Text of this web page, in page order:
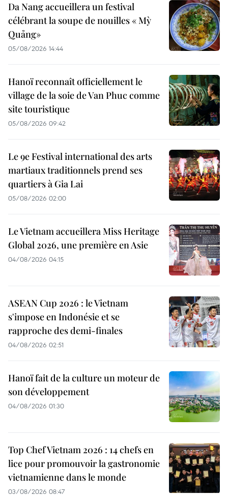
Da Nang accueillera un festival
célébrant la soupe de nouilles « Mỳ
Quảng»
05/08/2026 14:44
Hanoï reconnaît officiellement le
village de la soie de Van Phuc comme
site touristique
05/08/2026 09:42
Le 9e Festival international des arts
martiaux traditionnels prend ses
quartiers à Gia Lai
05/08/2026 02:00
Le Vietnam accueillera Miss Heritage
Global 2026, une première en Asie
04/08/2026 04:15
ASEAN Cup 2026 : le Vietnam
s'impose en Indonésie et se
rapproche des demi-finales
04/08/2026 02:51
Hanoï fait de la culture un moteur de
son développement
04/08/2026 01:30
Top Chef Vietnam 2026 : 14 chefs en
lice pour promouvoir la gastronomie
vietnamienne dans le monde
03/08/2026 08:47